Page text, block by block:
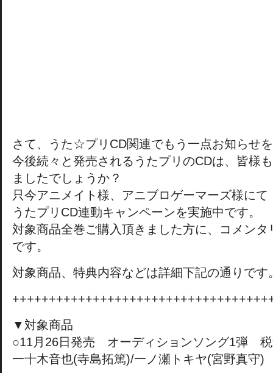
さて、うた☆プリCD関連でもう一点お知らせ
今後続々と発売されるうたプリのCDは、皆様
ましたでしょうか？
只今アニメイト様、アニブロゲーマーズ様にて
うたプリCD連動キャンペーンを実施中です。
対象商品全巻ご購入頂きました方に、コメンタ
です。
対象商品、特典内容などは詳細下記の通りです
▼対象商品
○11月26日発売 オーディションソング1弾 税
一十木音也(寺島拓篤)/一ノ瀬トキヤ(宮野真守)